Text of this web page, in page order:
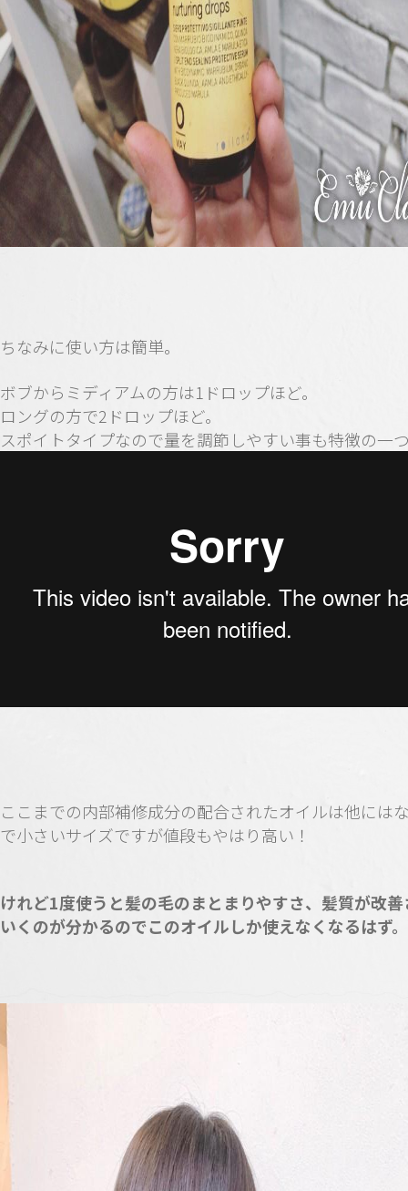
ちなみに使い方は簡単。
ボブからミディアムの方は1ドロップほど。
ロングの方で2ドロップほど。
スポイトタイプなので量を調節しやすい事も特徴の一
ここまでの内部補修成分の配合されたオイルは他には
で小さいサイズですが値段もやはり高い！
けれど1度使うと髪の毛のまとまりやすさ、髪質が改善
いくのが分かるのでこのオイルしか使えなくなるはず。